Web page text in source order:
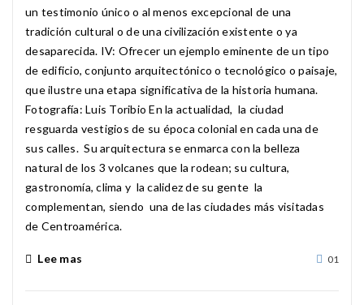
un testimonio único o al menos excepcional de una
tradición cultural o de una civilización existente o ya
desaparecida. IV: Ofrecer un ejemplo eminente de un tipo
de edificio, conjunto arquitectónico o tecnológico o paisaje,
que ilustre una etapa significativa de la historia humana.
Fotografía: Luis Toribio En la actualidad, la ciudad
resguarda vestigios de su época colonial en cada una de
sus calles. Su arquitectura se enmarca con la belleza
natural de los 3 volcanes que la rodean; su cultura,
gastronomía, clima y la calidez de su gente la
complementan, siendo una de las ciudades más visitadas
de Centroamérica.
Lee mas 01